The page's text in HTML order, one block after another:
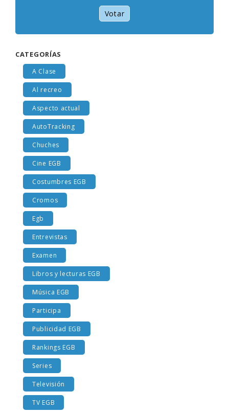
Votar
A Clase
Al recreo
Aspecto actual
AutoTracking
Chuches
Cine EGB
Costumbres EGB
Cromos
Egb
Entrevistas
Examen
Libros y lecturas EGB
Música EGB
Participa
Publicidad EGB
Rankings EGB
Series
Televisión
TV EGB